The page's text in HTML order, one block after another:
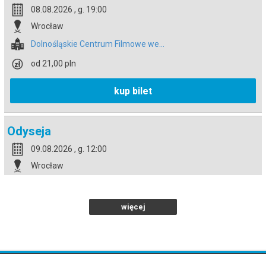
08.08.2026 , g. 19:00
Wrocław
Dolnośląskie Centrum Filmowe we...
od 21,00 pln
kup bilet
Odyseja
09.08.2026 , g. 12:00
Wrocław
więcej